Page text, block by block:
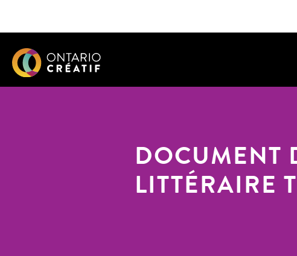
DOCUMENT
LITTÉRAIRE